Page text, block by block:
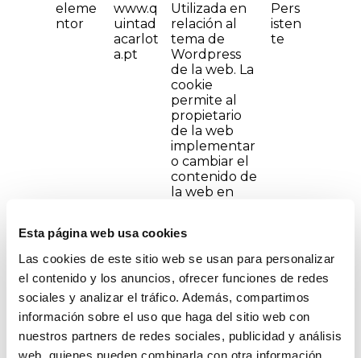
Esta página web usa cookies
Las cookies de este sitio web se usan para personalizar
el contenido y los anuncios, ofrecer funciones de redes
sociales y analizar el tráfico. Además, compartimos
información sobre el uso que haga del sitio web con
nuestros partners de redes sociales, publicidad y análisis
web, quienes pueden combinarla con otra información
eleme
ntor
www.q
uintad
acarlot
a.pt
Utilizada en
relación al
tema de
Wordpress
de la web. La
cookie
permite al
propietario
de la web
implementar
o cambiar el
contenido de
la web en
Pers
isten
te
Preferencias (1)
Las cookies de preferencias permiten a
la página web recordar información
que cambia la forma en que la página
se comporta o el aspecto que tiene,
como su idioma preferido o la región en
la que usted se encuentra.